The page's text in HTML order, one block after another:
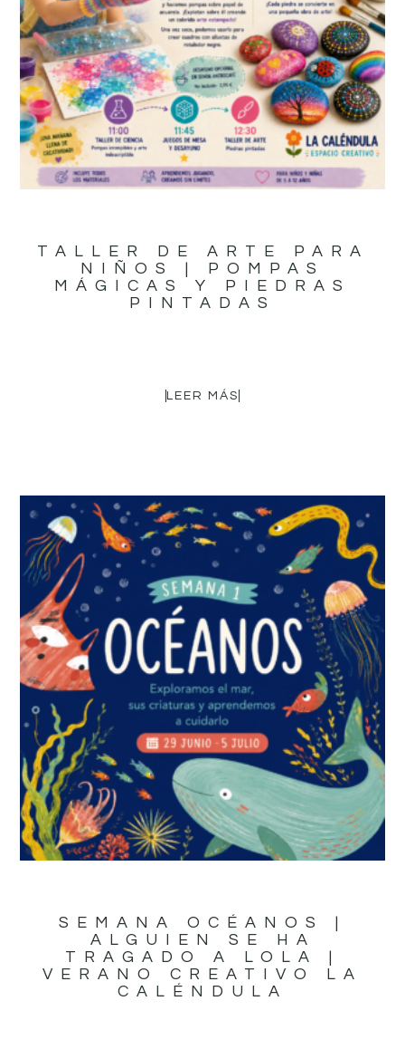
TALLER DE ARTE PARA
NIÑOS | POMPAS
MÁGICAS Y PIEDRAS
PINTADAS
LEER MÁS
SEMANA OCÉANOS |
ALGUIEN SE HA
TRAGADO A LOLA |
VERANO CREATIVO LA
CALÉNDULA